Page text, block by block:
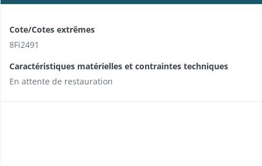
Cote/Cotes extrêmes
8Fi2491
Caractéristiques matérielles et contraintes techniques
En attente de restauration